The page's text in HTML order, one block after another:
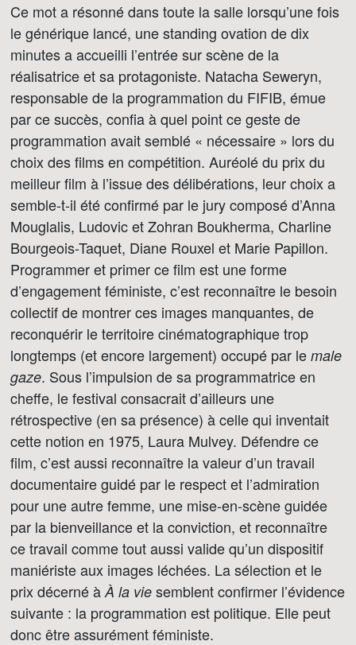
Ce mot a résonné dans toute la salle lorsqu’une fois
le générique lancé, une standing ovation de dix
minutes a accueilli l’entrée sur scène de la
réalisatrice et sa protagoniste. Natacha Seweryn,
responsable de la programmation du FIFIB, émue
par ce succès, confia à quel point ce geste de
programmation avait semblé « nécessaire » lors du
choix des films en compétition. Auréolé du prix du
meilleur film à l’issue des délibérations, leur choix a
semble-t-il été confirmé par le jury composé d’Anna
Mouglalis, Ludovic et Zohran Boukherma, Charline
Bourgeois-Taquet, Diane Rouxel et Marie Papillon.
Programmer et primer ce film est une forme
d’engagement féministe, c’est reconnaître le besoin
collectif de montrer ces images manquantes, de
reconquérir le territoire cinématographique trop
longtemps (et encore largement) occupé par le male
gaze. Sous l’impulsion de sa programmatrice en
cheffe, le festival consacrait d’ailleurs une
rétrospective (en sa présence) à celle qui inventait
cette notion en 1975, Laura Mulvey. Défendre ce
film, c’est aussi reconnaître la valeur d’un travail
documentaire guidé par le respect et l’admiration
pour une autre femme, une mise-en-scène guidée
par la bienveillance et la conviction, et reconnaître
ce travail comme tout aussi valide qu’un dispositif
maniériste aux images léchées. La sélection et le
prix décerné à À la vie semblent confirmer l’évidence
suivante : la programmation est politique. Elle peut
donc être assurément féministe.